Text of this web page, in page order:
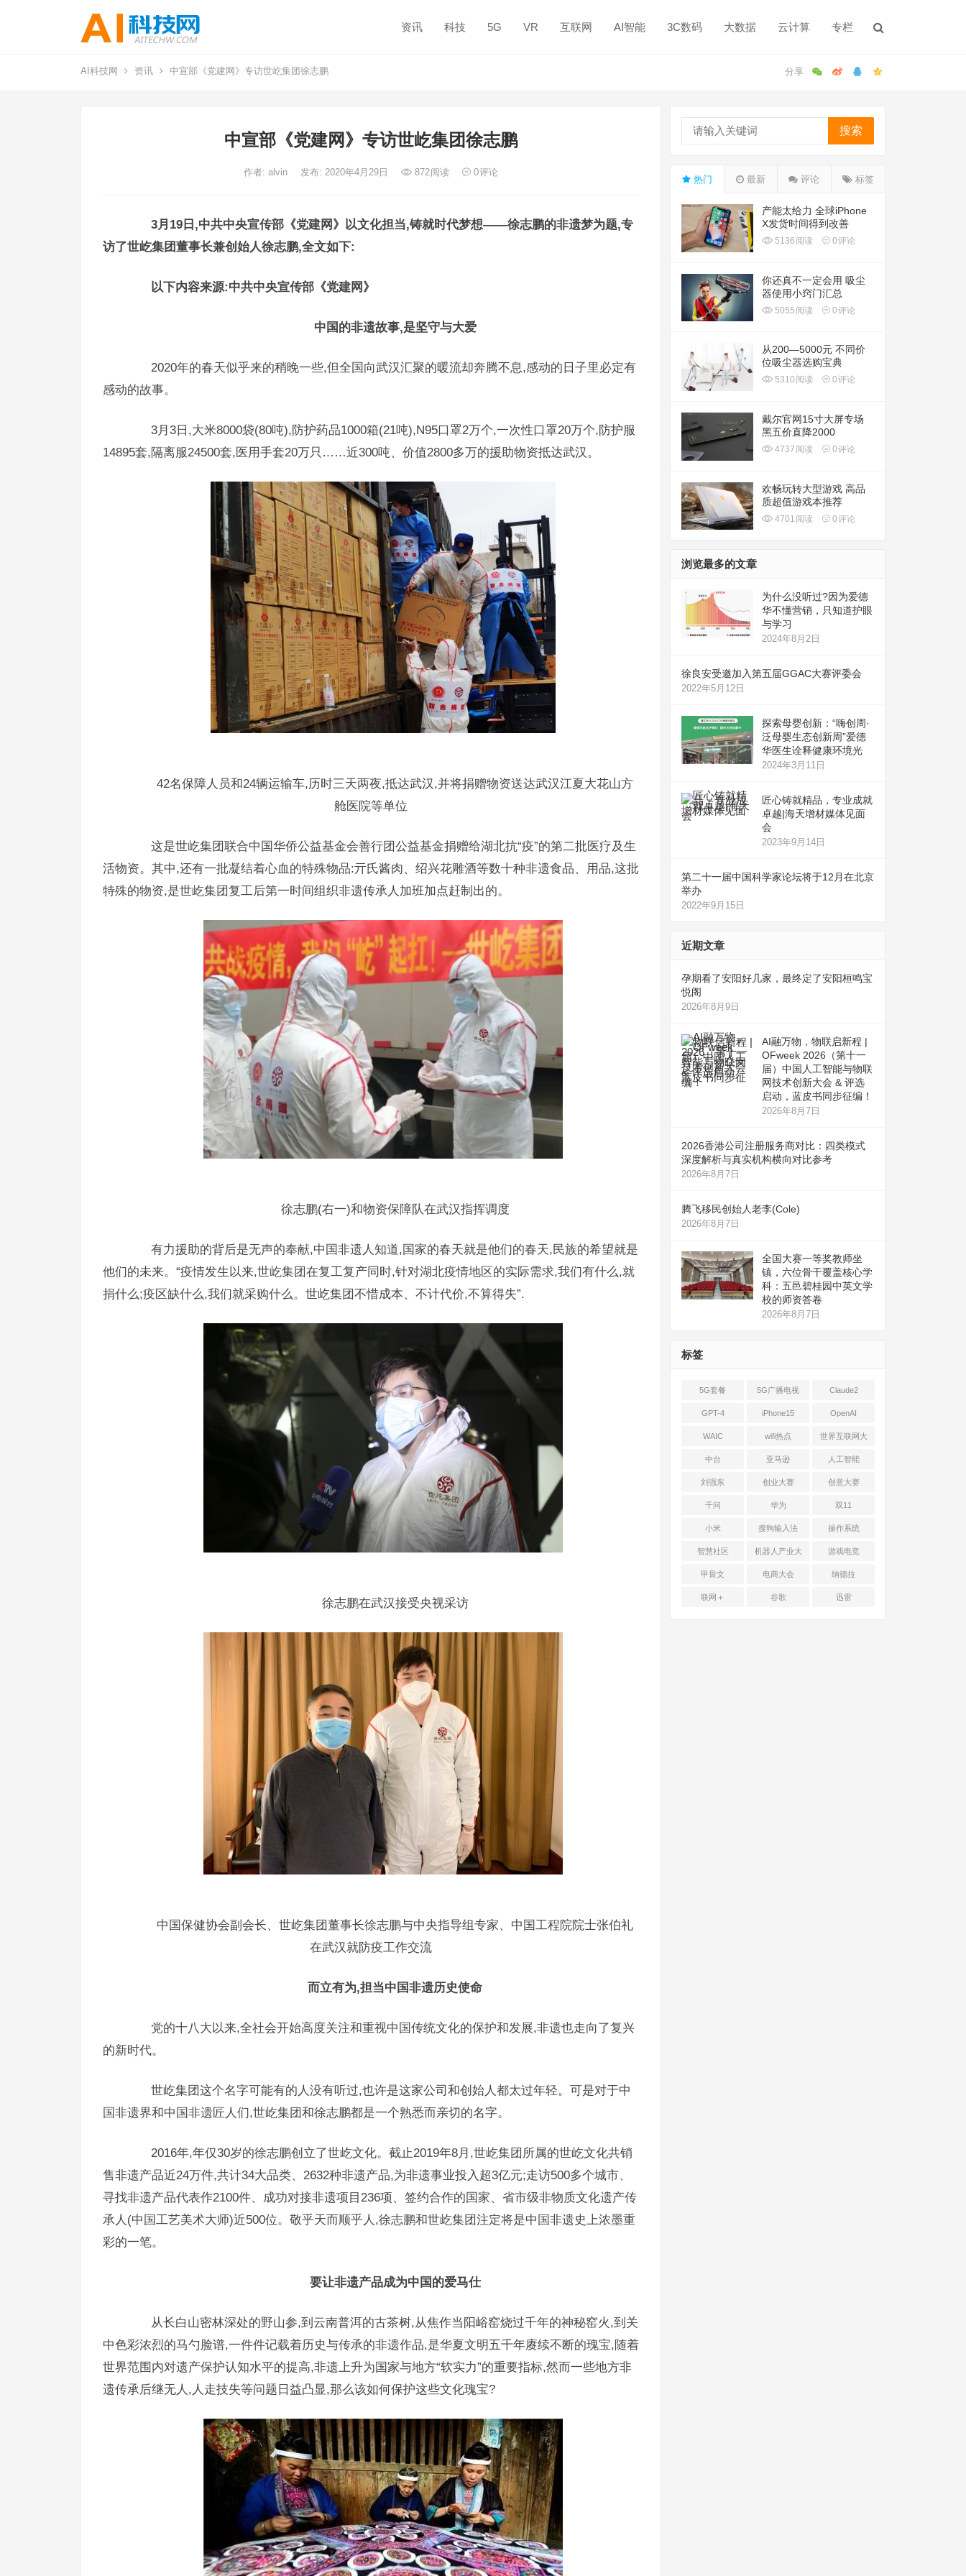
资讯 科技 5G VR 互联网 AI智能 3C数码 大数据 云计算 专栏
AI科技网 资讯 中宣部《党建网》专访世屹集团徐志鹏
中宣部《党建网》专访世屹集团徐志鹏
作者: alvin 发布: 2020年4月29日 872阅读 0评论
3月19日,中共中央宣传部《党建网》以文化担当,铸就时代梦想——徐志鹏的非遗梦为题,专
访了世屹集团董事长兼创始人徐志鹏,全文如下:
以下内容来源:中共中央宣传部《党建网》
中国的非遗故事,是坚守与大爱
2020年的春天似乎来的稍晚一些,但全国向武汉汇聚的暖流却奔腾不息,感动的日子里必定有
感动的故事。
3月3日,大米8000袋(80吨),防护药品1000箱(21吨),N95口罩2万个,一次性口罩20万个,防护服
14895套,隔离服24500套,医用手套20万只……近300吨、价值2800多万的援助物资抵达武汉。
42名保障人员和24辆运输车,历时三天两夜,抵达武汉,并将捐赠物资送达武汉江夏大花山方
舱医院等单位
这是世屹集团联合中国华侨公益基金会善行团公益基金捐赠给湖北抗“疫”的第二批医疗及生
活物资。其中,还有一批凝结着心血的特殊物品:亓氏酱肉、绍兴花雕酒等数十种非遗食品、用品,这批
特殊的物资,是世屹集团复工后第一时间组织非遗传承人加班加点赶制出的。
徐志鹏(右一)和物资保障队在武汉指挥调度
有力援助的背后是无声的奉献,中国非遗人知道,国家的春天就是他们的春天,民族的希望就是
他们的未来。“疫情发生以来,世屹集团在复工复产同时,针对湖北疫情地区的实际需求,我们有什么,就
捐什么;疫区缺什么,我们就采购什么。世屹集团不惜成本、不计代价,不算得失”.
徐志鹏在武汉接受央视采访
中国保健协会副会长、世屹集团董事长徐志鹏与中央指导组专家、中国工程院院士张伯礼
在武汉就防疫工作交流
而立有为,担当中国非遗历史使命
党的十八大以来,全社会开始高度关注和重视中国传统文化的保护和发展,非遗也走向了复兴
的新时代。
世屹集团这个名字可能有的人没有听过,也许是这家公司和创始人都太过年轻。可是对于中
国非遗界和中国非遗匠人们,世屹集团和徐志鹏都是一个熟悉而亲切的名字。
2016年,年仅30岁的徐志鹏创立了世屹文化。截止2019年8月,世屹集团所属的世屹文化共销
售非遗产品近24万件,共计34大品类、2632种非遗产品,为非遗事业投入超3亿元;走访500多个城市、
寻找非遗产品代表作2100件、成功对接非遗项目236项、签约合作的国家、省市级非物质文化遗产传
承人(中国工艺美术大师)近500位。敬乎天而顺乎人,徐志鹏和世屹集团注定将是中国非遗史上浓墨重
彩的一笔。
要让非遗产品成为中国的爱马仕
从长白山密林深处的野山参,到云南普洱的古茶树,从焦作当阳峪窑烧过千年的神秘窑火,到关
中色彩浓烈的马勺脸谱,一件件记载着历史与传承的非遗作品,是华夏文明五千年赓续不断的瑰宝,随着
世界范围内对遗产保护认知水平的提高,非遗上升为国家与地方“软实力”的重要指标,然而一些地方非
遗传承后继无人,人走技失等问题日益凸显,那么该如何保护这些文化瑰宝?
搜索
热门 最新 评论 标签
产能太给力 全球iPhone
X发货时间得到改善
5136 阅读 0评论
你还真不一定会用 吸尘
器使用小窍门汇总
5055 阅读 0评论
从200—5000元 不同价
位吸尘器选购宝典
5310 阅读 0评论
戴尔官网15寸大屏专场
黑五价直降2000
4737 阅读 0评论
欢畅玩转大型游戏 高品
质超值游戏本推荐
4701 阅读 0评论
浏览最多的文章
为什么没听过?因为爱德
华不懂营销，只知道护眼
与学习
2024年8月2日
徐良安受邀加入第五届GGAC大赛评委会
2022年5月12日
探索母婴创新：“嗨创周·
泛母婴生态创新周”爱德
华医生诠释健康环境光
2024年3月11日
匠心铸就精品，专业成就
卓越|海天增材媒体见面
会
2023年9月14日
第二十一届中国科学家论坛将于12月在北京
举办
2022年9月15日
近期文章
孕期看了安阳好几家，最终定了安阳桓鸣宝
悦阁
2026年8月9日
AI融万物，物联启新程 |
OFweek 2026（第十一
届）中国人工智能与物联
网技术创新大会 & 评选
启动，蓝皮书同步征编！
2026年8月7日
2026香港公司注册服务商对比：四类模式
深度解析与真实机构横向对比参考
2026年8月7日
腾飞移民创始人老李(Cole)
2026年8月7日
全国大赛一等奖教师坐
镇，六位骨干覆盖核心学
科：五邑碧桂园中英文学
校的师资答卷
2026年8月7日
标签
5G套餐 5G广播电视 Claude2
GPT-4 iPhone15 OpenAI
WAIC wifi热点 世界互联网大
会
中台 亚马逊 人工智能
刘强东 创业大赛 创意大赛
千问 华为 双11
小米 搜狗输入法 操作系统
智慧社区 机器人产业大
会
游戏电竞
甲骨文 电商大会 纳德拉
联网＋ 谷歌 迅雷